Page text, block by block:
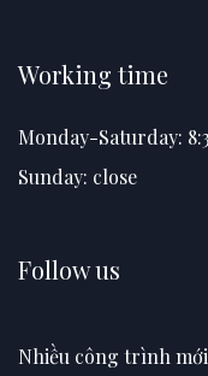
Working time
Monday-Saturday:
Sunday: close
Follow us
Nhiều công trình